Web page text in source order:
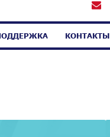
КОНТАКТЫ